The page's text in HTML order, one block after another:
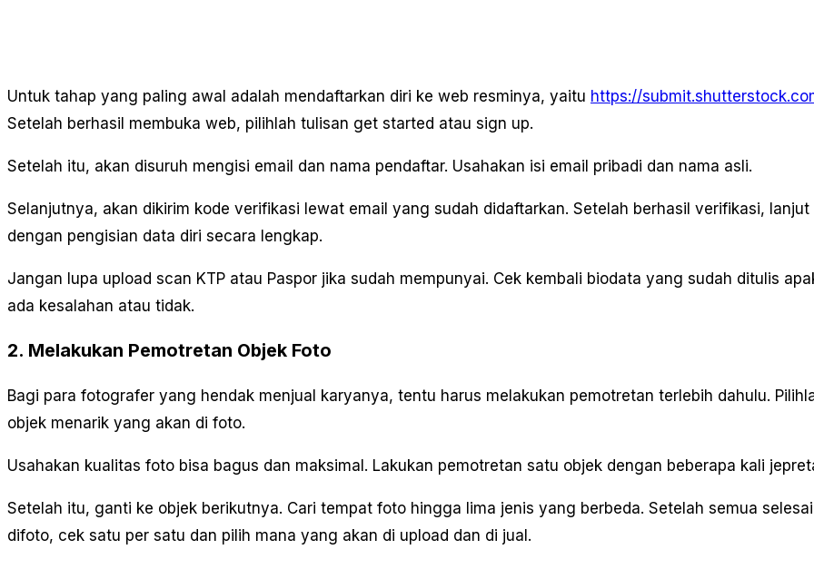
Untuk tahap yang paling awal adalah mendaftarkan diri ke web resminya, yaitu https://
Setelah berhasil membuka web, pilihlah tulisan get started atau sign up.
Setelah itu, akan disuruh mengisi email dan nama pendaftar. Usahakan isi email pribadi dan nama asli.
Selanjutnya, akan dikirim kode verifikasi lewat email yang sudah didaftarkan. Setelah berhasil verifikasi, lanjut
dengan pengisian data diri secara lengkap.
Jangan lupa upload scan KTP atau Paspor jika sudah mempunyai. Cek kembali biodata yang sudah ditulis
ada kesalahan atau tidak.
2. Melakukan Pemotretan Objek Foto
Bagi para fotografer yang hendak menjual karyanya, tentu harus melakukan pemotretan terlebih dahulu.
objek menarik yang akan di foto.
Usahakan kualitas foto bisa bagus dan maksimal. Lakukan pemotretan satu objek dengan beberapa kali
Setelah itu, ganti ke objek berikutnya. Cari tempat foto hingga lima jenis yang berbeda. Setelah semua selesai
difoto, cek satu per satu dan pilih mana yang akan di upload dan di jual.